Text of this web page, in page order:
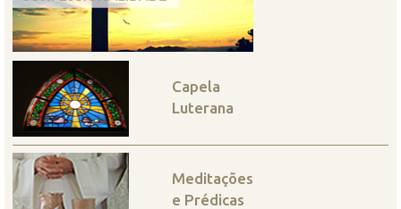
Capela
Luterana
Meditações
e Prédicas